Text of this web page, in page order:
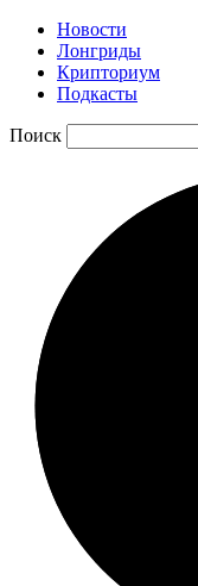
Новости
Лонгриды
Крипториум
Подкасты
Поиск